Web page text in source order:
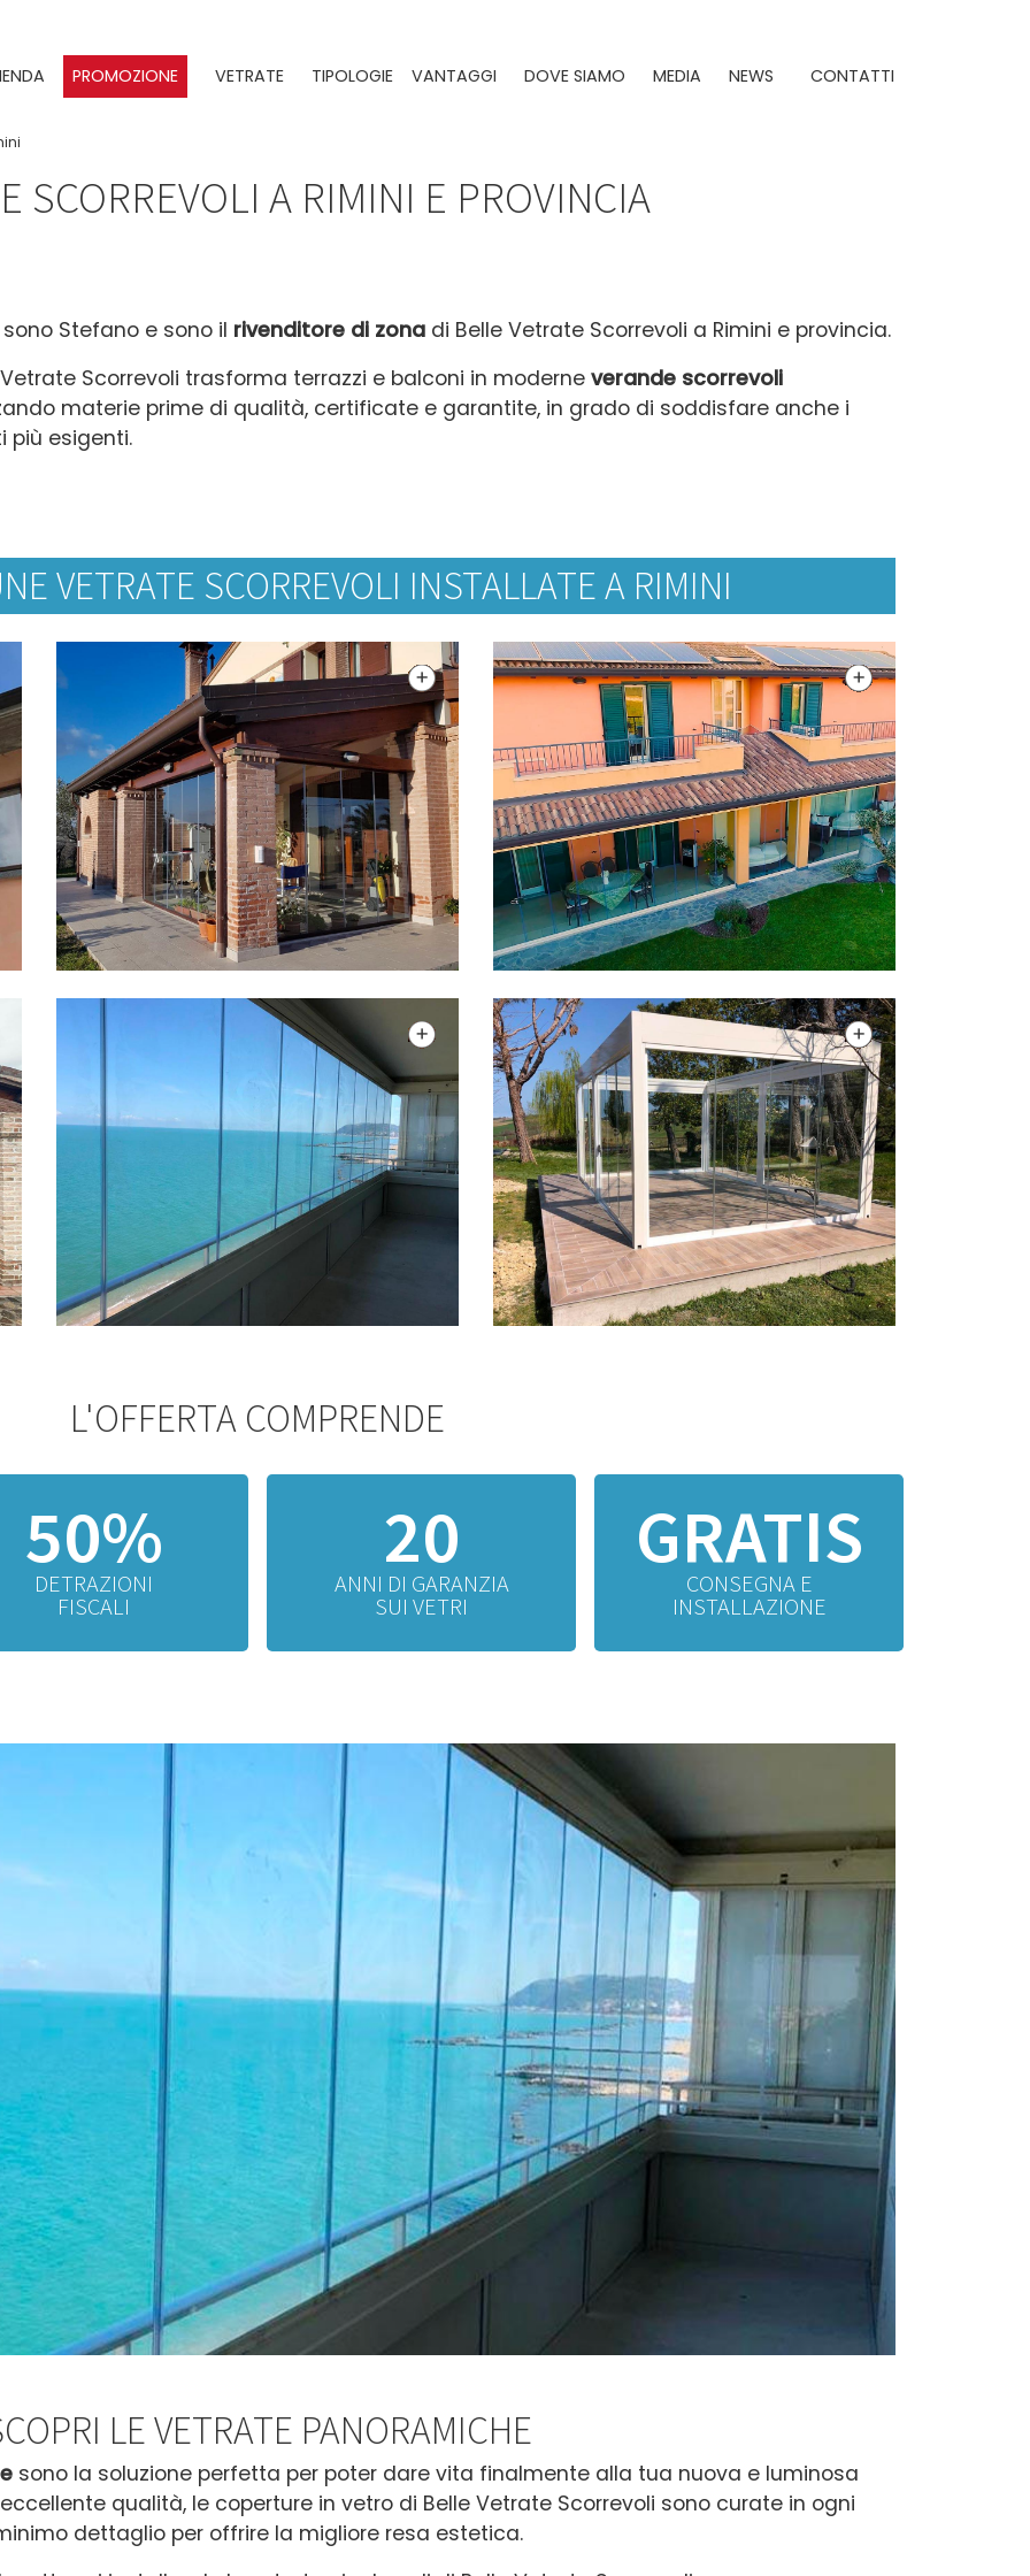
PROMOZIONE VETRATE TIPOLOGIE VANTAGGI DOVE SIAMO MEDIA NEWS CONTATTI
SCORREVOLI A RIMINI E PROVINCIA
Stefano e sono il rivenditore di zona di Belle Vetrate Scorrevoli a Rimini e provincia.
Scorrevoli trasforma terrazzi e balconi in moderne verande scorrevoli
materie prime di qualità, certificate e garantite, in grado di soddisfare anche i
più esigenti.
VETRATE SCORREVOLI INSTALLATE A RIMINI
L'OFFERTA COMPRENDE
50%
DETRAZIONI
FISCALI
20
ANNI DI GARANZIA
SUI VETRI
GRATIS
CONSEGNA E
INSTALLAZIONE
LE VETRATE PANORAMICHE
sono la soluzione perfetta per poter dare vita finalmente alla tua nuova e luminosa
qualità, le coperture in vetro di Belle Vetrate Scorrevoli sono curate in ogni
dettaglio per offrire la migliore resa estetica.